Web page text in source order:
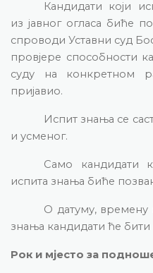
Кандидати који
из јавног огласа биће
спроводи Уставни суд
провјере способности
суду на конкретном
пријавио.
Испит знања се
и усменог.
Само кандидати
испита знања биће
О датуму, времену
знања кандидати ће
Рок и мјесто за